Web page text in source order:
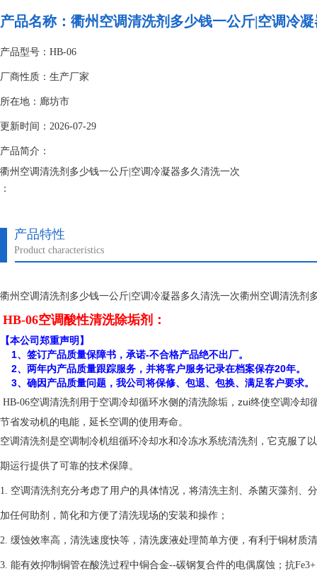
产品名称： 衢州空调清洗剂多少钱一公斤|空调冷
产品型号：HB-06
厂商性质：生产厂家
所在地：廊坊市
更新时间：2026-07-29
产品简介：
衢州空调清洗剂多少钱一公斤|空调冷凝器多久清洗一次
：
产品特性
Product characteristics
衢州空调清洗剂多少钱一公斤|空调冷凝器多久清洗一次衢州空调清洗剂
HB-06空调酸性清洗除垢剂：
【本公司郑重声明】
1、签订产品质量保障书，承诺-不合格产品绝不出厂。
2、两年内产品质量跟踪服务，并将客户服务记录在档案保存20年。
3、确因产品质量问题，我公司将保修、包退、包换、满足客户要求。
HB-06空调清洗剂 用于空调冷却循环水侧的清洗除垢，zui终使空调冷
节省发动机的电能，延长空调的使用寿命。
空调清洗剂是空调制冷机组循环冷却水和冷冻水系统清洗剂，它克服了
期运行提供了可靠的技术保障。
1. 空调清洗剂充分考虑了用户的具体情况，将清洗主剂、杀菌灭藻剂
加任何助剂，简化和方便了清洗现场的安装和操作；
2. 缓蚀效率高，清洗速度快等，清洗废液处理简单方便，有利于铜材质
3. 能有效抑制铜管在酸洗过程中铜合金--碳钢复合件的电偶腐蚀；抗